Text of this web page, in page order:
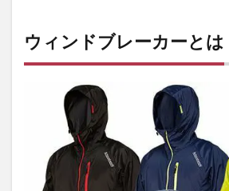
ブレ
ーカ
ーと
にウ
ィン
ドブ
ウィンドブレーカーとは